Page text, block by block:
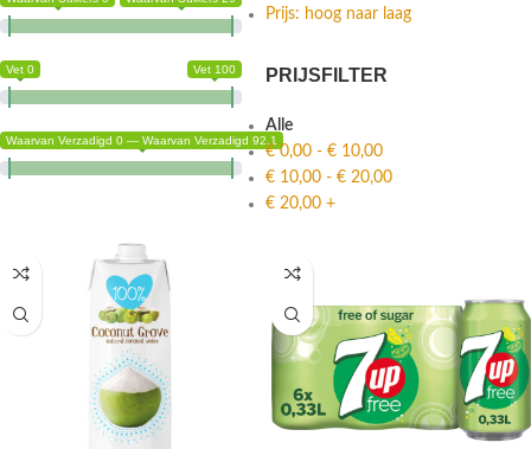
Vet 0 Vet 100
Waarvan Verzadigd 0 — Waarvan Verzadigd 92.1
Prijs: hoog naar laag
PRIJSFILTER
Alle
€0,00 - € 10,00
€ 10,00 - € 20,00
€ 20,00 +